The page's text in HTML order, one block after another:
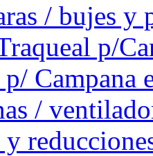
/ bujes y
p/
Campana
/